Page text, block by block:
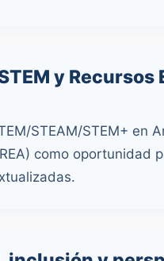
y
STEAM/STEM+ en
como oportunidad